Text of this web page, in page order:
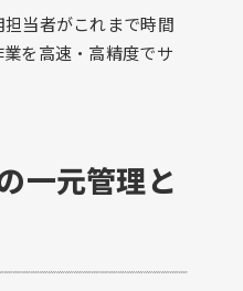
当者がこれまで時間
を高速・高精度でサ
一元管理と